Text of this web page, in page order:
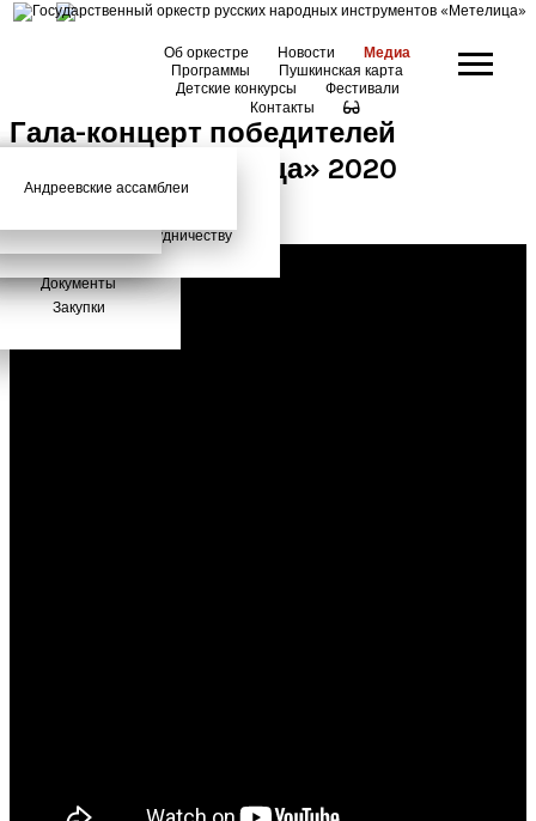
Об оркестре
История
Документы
Закупки
Новости
Анонсы
Медиа
Фото
Программы
Школьный абонемент
Приглашаем к сотрудничеству
Пушкинская карта
Детские конкурсы
2026 год
Фестивали
Андреевские ассамблеи
Контакты
Гала-концерт победителей
конкурса «Метелица» 2020